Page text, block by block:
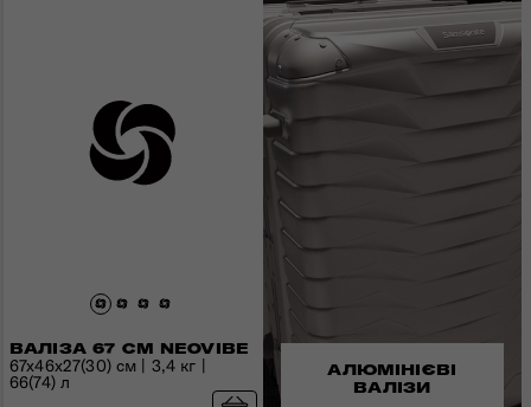
ВАЛІЗА 67 СМ NEOVIBE
67x46x27(30) см | 3,4 кг |
66(74) л
АЛЮМІНІЄВІ
ВАЛІЗИ